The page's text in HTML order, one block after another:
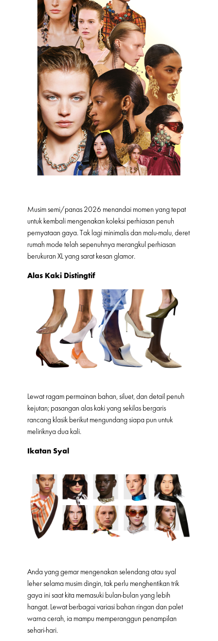
Musim semi/panas 2026 menandai momen yang tepat
untuk kembali mengenakan koleksi perhiasan penuh
pernyataan gaya. Tak lagi minimalis dan malu-malu, deret
rumah mode telah sepenuhnya merangkul perhiasan
berukuran XL yang sarat kesan glamor.
Alas Kaki Distingtif
Lewat ragam permainan bahan, siluet, dan detail penuh
kejutan; pasangan alas kaki yang sekilas bergaris
rancang klasik berikut mengundang siapa pun untuk
meliriknya dua kali.
Ikatan Syal
Anda yang gemar mengenakan selendang atau syal
leher selama musim dingin, tak perlu menghentikan trik
gaya ini saat kita memasuki bulan-bulan yang lebih
hangat. Lewat berbagai variasi bahan ringan dan palet
warna cerah, ia mampu memperanggun penampilan
sehari-hari.